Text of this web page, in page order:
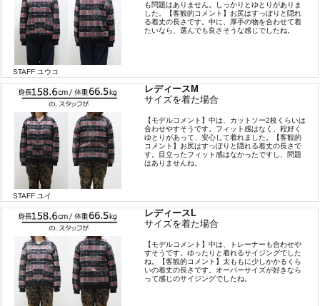
STAFF ユウコ
も問題はありません。しっかりとゆとりがありま
した。【客観的コメント】お尻はすっぽりと隠れ
る着丈の長さです。中に、厚手の物を合わせて着
たいなら、選んでも良さそうな感じでしたね。
レディースM
サイズを着た場合
STAFF ユイ
【モデルコメント】中は、カットソー2枚くらいは
合わせやすそうです。フィット感はなく、程好く
ゆとりがあって、安心して着れました。【客観的
コメント】お尻はすっぽりと隠れる着丈の長さで
す。目立ったフィット感はなかったですし、問題
はありませんね。
レディースL
サイズを着た場合
【モデルコメント】中は、トレーナーも合わせや
すそうです。ゆったりと着れるサイジングでした
ね。【客観的コメント】太ももに少しかかるくら
いの着丈の長さです。オーバーサイズが好きなら
って感じのサイジングでしたね。